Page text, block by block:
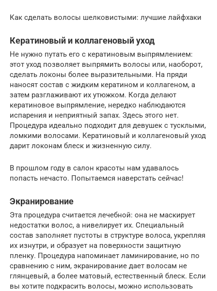
Как сделать волосы шелковистыми: лучшие лайфхаки
Кератиновый и коллагеновый уход
Не нужно путать его с кератиновым выпрямлением:
этот уход позволяет выпрямить волосы или, наоборот,
сделать локоны более выразительными. На пряди
наносят состав с жидким кератином и коллагеном, а
затем разглаживают их утюжком. Когда делают
кератиновое выпрямление, нередко наблюдаются
испарения и неприятный запах. Здесь этого нет.
Процедура идеально подходит для девушек с тусклыми,
ломкими волосами. Кератиновый и коллагеновый уход
дарит локонам блеск и жизненную силу.
В прошлом году в салон красоты нам удавалось
попасть нечасто. Попытаемся наверстать сейчас!
Экранирование
Эта процедура считается лечебной: она не маскирует
недостатки волос, а нивелирует их. Специальный
состав заполняет пустоты в структуре волоса, укрепляя
их изнутри, и образует на поверхности защитную
пленку. Процедура напоминает ламинирование, но по
сравнению с ним, экранирование дает волосам не
глянцевый, а более матовый, естественный блеск. Если
вы хотите подкрасить волосы, можно использовать